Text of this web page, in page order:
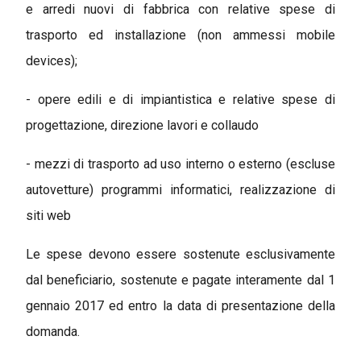
e arredi nuovi di fabbrica con relative spese di
trasporto ed installazione (non ammessi mobile
devices);
- opere edili e di impiantistica e relative spese di
progettazione, direzione lavori e collaudo
- mezzi di trasporto ad uso interno o esterno (escluse
autovetture) programmi informatici, realizzazione di
siti web
Le spese devono essere sostenute esclusivamente
dal beneficiario, sostenute e pagate interamente dal 1
gennaio 2017 ed entro la data di presentazione della
domanda.